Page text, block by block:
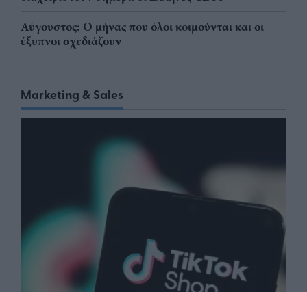
Αύγουστος: Ο μήνας που όλοι κοιμούνται και οι
έξυπνοι σχεδιάζουν
Marketing & Sales